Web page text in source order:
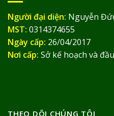
Người đại diện: Nguyễn
MST: 0314374655
Ngày cấp: 26/04/2017
Nơi cấp: Sở kế hoạch và
THEO DÕI CHÚNG TÔI